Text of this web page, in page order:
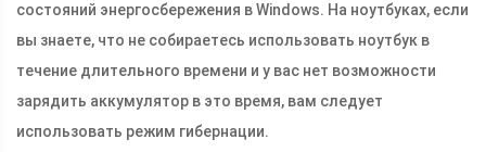
состояний энергосбережения в Windows. На ноутбуках, если
вы знаете, что не собираетесь использовать ноутбук в
течение длительного времени и у вас нет возможности
зарядить аккумулятор в это время, вам следует
использовать режим гибернации.